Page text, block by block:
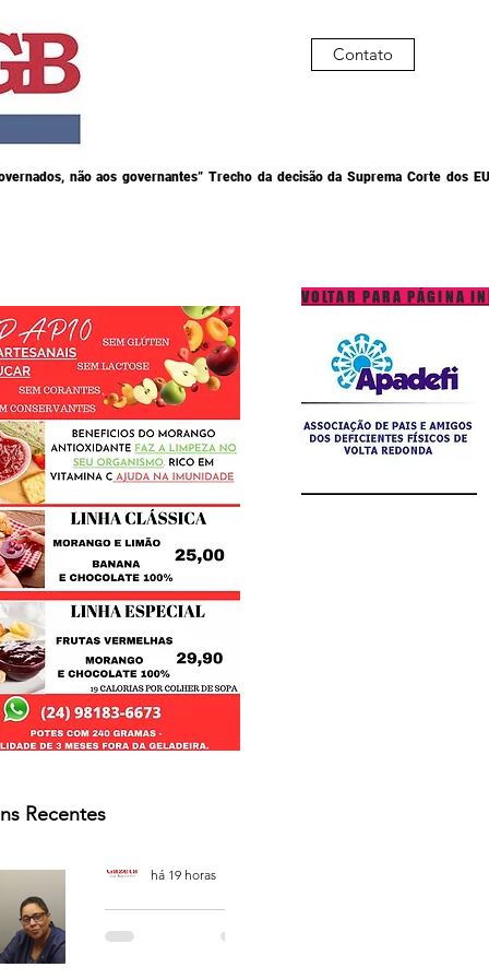
não aos governantes” Trecho da decisão da Suprema Corte dos
Contato
VOLTAR PARA PÁGINA
Recentes
PODCAST
'CAFÉ
há 19 horas